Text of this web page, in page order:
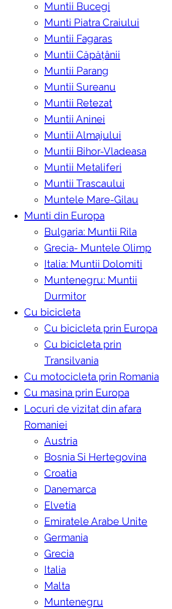
Muntii Bucegi
Munti Piatra Craiului
Muntii Fagaras
Muntii Căpățânii
Muntii Parang
Muntii Sureanu
Muntii Retezat
Muntii Aninei
Muntii Almajului
Muntii Bihor-Vladeasa
Muntii Metaliferi
Muntii Trascaului
Muntele Mare-Gilau
Munti din Europa
Bulgaria: Muntii Rila
Grecia- Muntele Olimp
Italia: Muntii Dolomiti
Muntenegru: Muntii
Durmitor
Cu bicicleta
Cu bicicleta prin Europa
Cu bicicleta prin
Transilvania
Cu motocicleta prin Romania
Cu masina prin Europa
Locuri de vizitat din afara
Romaniei
Austria
Bosnia Si Hertegovina
Croatia
Danemarca
Elvetia
Emiratele Arabe Unite
Germania
Grecia
Italia
Malta
Muntenegru